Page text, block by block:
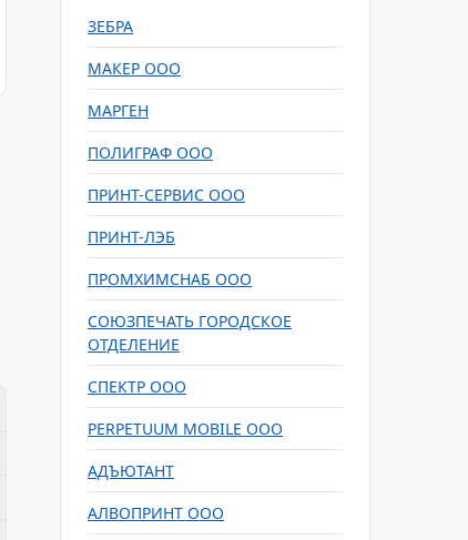
ЗЕБРА
МАКЕР ООО
МАРГЕН
ПОЛИГРАФ ООО
ПРИНТ-СЕРВИС ООО
ПРИНТ-ЛЭБ
ПРОМХИМСНАБ ООО
СОЮЗПЕЧАТЬ ГОРОДСКОЕ
ОТДЕЛЕНИЕ
СПЕКТР ООО
PERPETUUM MOBILE ООО
АДЪЮТАНТ
АЛВОПРИНТ ООО